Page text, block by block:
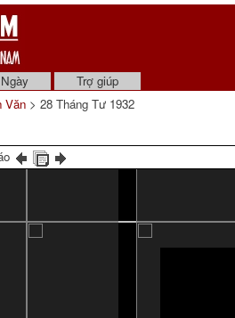
Ngày
Trợ giúp
Văn > 28 Tháng Tư 1932